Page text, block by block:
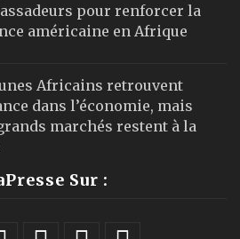
pour renforcer la
américaine en Afrique
Africains retrouvent
dans l’économie, mais
marchés restent à la
Sur :